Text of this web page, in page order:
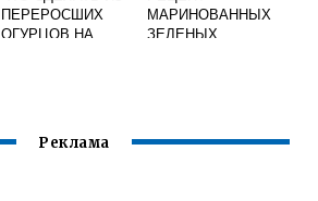
ПЕРЕРОСШИХ
ОГУРЦОВ НА
МАРИНОВАННЫХ
ЗЕЛЕНЫХ
Реклама